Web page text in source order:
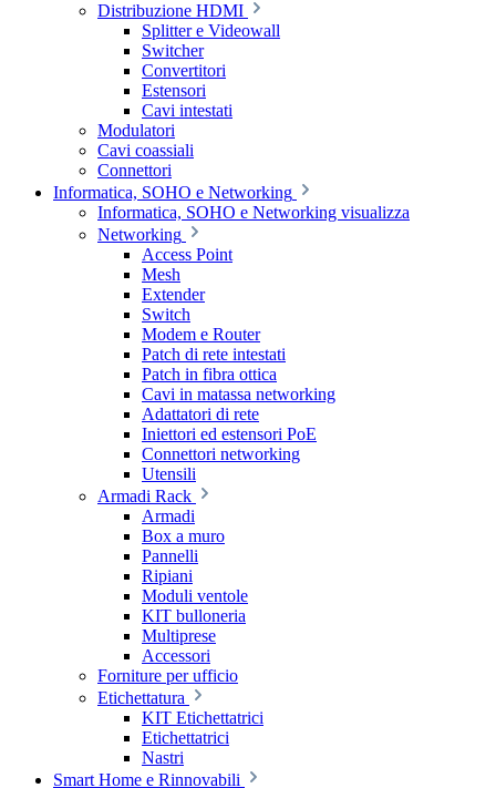
Distribuzione HDMI
Splitter e Videowall
Switcher
Convertitori
Estensori
Cavi intestati
Modulatori
Cavi coassiali
Connettori
Informatica, SOHO e Networking
Informatica, SOHO e Networking visualizza
Networking
Access Point
Mesh
Extender
Switch
Modem e Router
Patch di rete intestati
Patch in fibra ottica
Cavi in matassa networking
Adattatori di rete
Iniettori ed estensori PoE
Connettori networking
Utensili
Armadi Rack
Armadi
Box a muro
Pannelli
Ripiani
Moduli ventole
KIT bulloneria
Multiprese
Accessori
Forniture per ufficio
Etichettatura
KIT Etichettatrici
Etichettatrici
Nastri
Smart Home e Rinnovabili